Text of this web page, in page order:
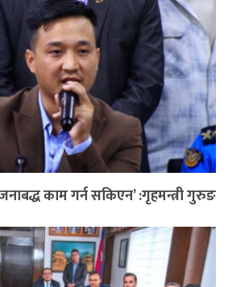
काम गर्न सकिएन’ :गृहमन्त्री गुरुङ